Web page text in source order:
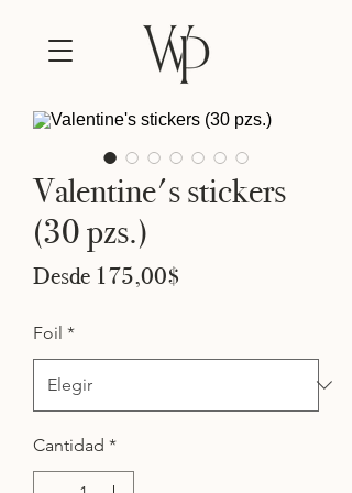
Valentine's stickers
(30 pzs.)
Desde 175,00$
Foil *
Cantidad *